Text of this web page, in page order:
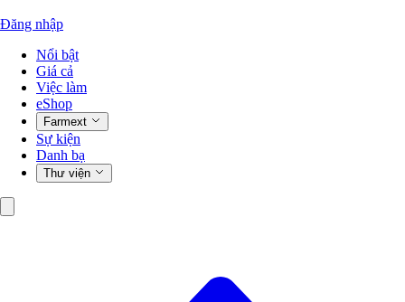
Đăng nhập
Nổi bật
Giá cả
Việc làm
eShop
Farmext
Sự kiện
Danh bạ
Thư viện